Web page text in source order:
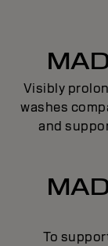
Visibly
washes
and
To